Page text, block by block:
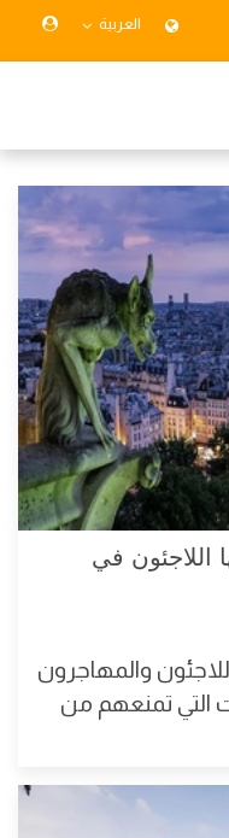
العربية
اللاجئون في
والمهاجرون
التي تمنعهم من